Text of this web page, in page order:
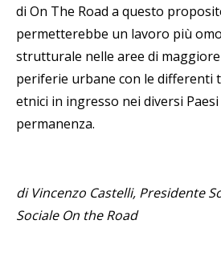
di On The Road a questo
permetterebbe un lavoro più
strutturale nelle aree di
periferie urbane con le differenti
etnici in ingresso nei diversi
permanenza.
di Vincenzo Castelli, Presidente
Sociale On the Road